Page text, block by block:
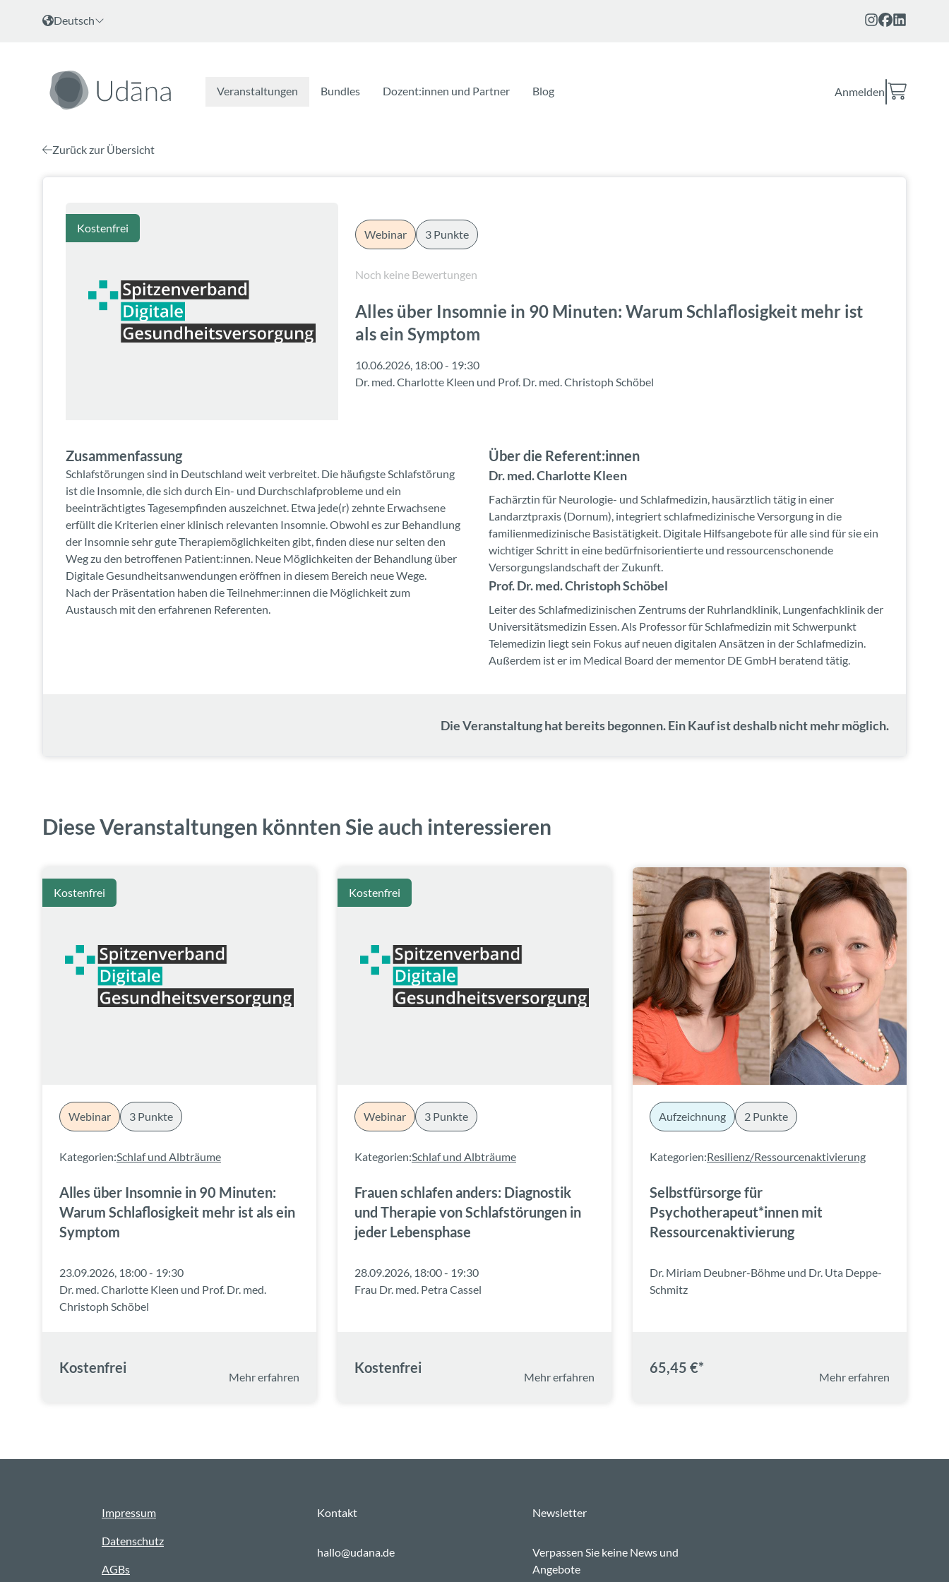
Zum Inhalt
Sprache wählen
Deutsch
Veranstaltungen Bundles Dozent:innen und Partner Blog Anmelden
Zurück zur Übersicht
Kostenfrei Webinar 3 Punkte
Noch keine Bewertungen
Alles über Insomnie in 90 Minuten: Warum Schlaflosigkeit mehr ist
als ein Symptom
10.06.2026, 18:00 - 19:30
Dr. med. Charlotte Kleen und Prof. Dr. med. Christoph Schöbel
Zusammenfassung
Schlafstörungen sind in Deutschland weit verbreitet. Die häufigste Schlafstörung
ist die Insomnie, die sich durch Ein- und Durchschlafprobleme und ein
beeinträchtigtes Tagesempfinden auszeichnet. Etwa jede(r) zehnte Erwachsene
erfüllt die Kriterien einer klinisch relevanten Insomnie. Obwohl es zur Behandlung
der Insomnie sehr gute Therapiemöglichkeiten gibt, finden diese nur selten den
Weg zu den betroffenen Patient:innen. Neue Möglichkeiten der Behandlung über
Digitale Gesundheitsanwendungen eröffnen in diesem Bereich neue Wege.
Nach der Präsentation haben die Teilnehmer:innen die Möglichkeit zum
Austausch mit den erfahrenen Referenten.
Über die Referent:innen
Dr. med. Charlotte Kleen
Fachärztin für Neurologie- und Schlafmedizin, hausärztlich tätig in einer
Landarztpraxis (Dornum), integriert schlafmedizinische Versorgung in die
familienmedizinische Basistätigkeit. Digitale Hilfsangebote für alle sind für sie ein
wichtiger Schritt in eine bedürfnisorientierte und ressourcenschonende
Versorgungslandschaft der Zukunft.
Prof. Dr. med. Christoph Schöbel
Leiter des Schlafmedizinischen Zentrums der Ruhrlandklinik, Lungenfachklinik der
Universitätsmedizin Essen. Als Professor für Schlafmedizin mit Schwerpunkt
Telemedizin liegt sein Fokus auf neuen digitalen Ansätzen in der Schlafmedizin.
Außerdem ist er im Medical Board der mementor DE GmbH beratend tätig.
Die Veranstaltung hat bereits begonnen. Ein Kauf ist deshalb nicht mehr möglich.
Diese Veranstaltungen könnten Sie auch interessieren
Kostenfrei
Webinar 3 Punkte
Kategorien:Schlaf und Albträume
Alles über Insomnie in 90 Minuten:
Warum Schlaflosigkeit mehr ist als ein
Symptom
23.09.2026, 18:00 - 19:30
Dr. med. Charlotte Kleen und Prof. Dr. med.
Christoph Schöbel
Kostenfrei
Mehr erfahren
Kostenfrei
Webinar 3 Punkte
Kategorien:Schlaf und Albträume
Frauen schlafen anders: Diagnostik
und Therapie von Schlafstörungen in
jeder Lebensphase
28.09.2026, 18:00 - 19:30
Frau Dr. med. Petra Cassel
Kostenfrei
Mehr erfahren
Aufzeichnung 2 Punkte
Kategorien:Resilienz/Ressourcenaktivierung
Selbstfürsorge für
Psychotherapeut*innen mit
Ressourcenaktivierung
Dr. Miriam Deubner-Böhme und Dr. Uta Deppe-
Schmitz
65,45 €*
Mehr erfahren
Impressum
Datenschutz
AGBs
Kontakt
hallo@udana.de
Newsletter
Verpassen Sie keine News und
Angebote